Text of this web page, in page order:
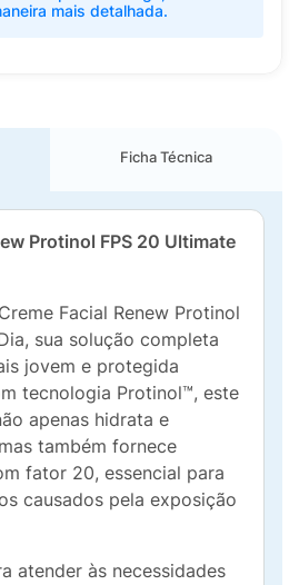
mais detalhada.
Ficha Técnica
Protinol FPS 20 Ultimate
Facial Renew Protinol
sua solução completa
jovem e protegida
tecnologia Protinol™, este
apenas hidrata e
também fornece
fator 20, essencial para
causados ​​pela exposição
atender às necessidades